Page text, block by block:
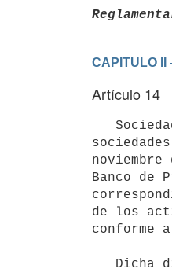
CAPITULO II
Artículo 14
Banco de
de los
conforme